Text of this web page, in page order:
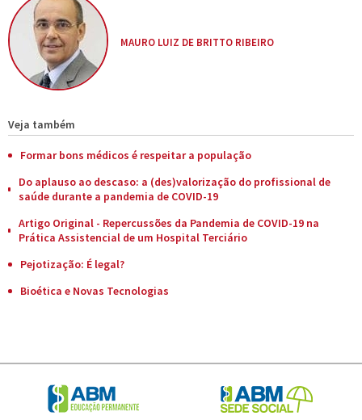
MAURO LUIZ DE BRITTO RIBEIRO
Veja também
Formar bons médicos é respeitar a população
Do aplauso ao descaso: a (des)valorização do profissional de
saúde durante a pandemia de COVID-19
Artigo Original - Repercussões da Pandemia de COVID-19 na
Prática Assistencial de um Hospital Terciário
Pejotização: É legal?
Bioética e Novas Tecnologias